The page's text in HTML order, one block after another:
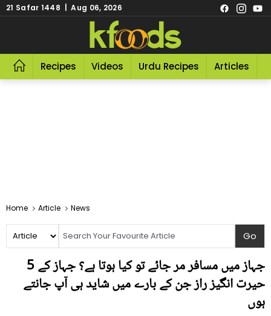
21 Safar 1448 | Aug 06, 2026
Recipes Videos Urdu Recipes Articles
Home Article News
جہاز میں مسافر مر جائے تو کیا ہوتا ہے؟ جہاز کے 5
حیرت انگیز راز جن کے بارے میں شاید ہی آپ جانتے
ہوں